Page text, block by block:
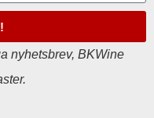
nyhetsbrev, BKWine